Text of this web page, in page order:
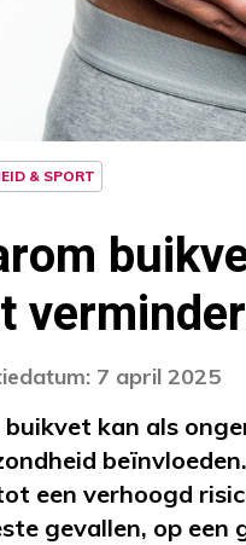
& SPORT
7 april 2025
buikvet kan als
een verhoogd
gevallen, op een